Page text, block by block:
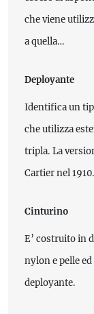
che viene
a quella…
Deployante
Identifica un
che utilizza
tripla. La
Cartier nel 1910.
Cinturino
E’ costruito in
nylon e pelle
deployante.